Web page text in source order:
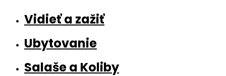
Vidieť a zažiť
Ubytovanie
Salaše a Koliby